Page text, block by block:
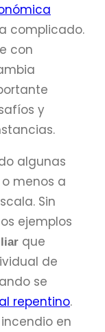
complicado.
con
y
algunas
menos a
Sin
ejemplos
que
de
se
repentino.
en